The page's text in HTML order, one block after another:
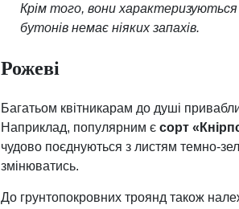
Крім того, вони
бутонів немає ніяких запахів.
Рожеві
Багатьом квітникарам до душі
Наприклад, популярним єсорт
чудово поєднуються з листям темно-
змінюватись.
До грунтопокровних троянд також